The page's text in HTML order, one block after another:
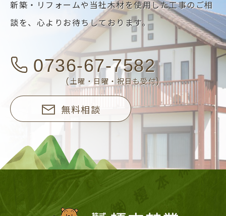
新築・リフォームや当社木材を使用した工事のご相
談を、 心よりお待ちしております。
0736-67-7582
(土曜・日曜・祝日も受付)
無料相談